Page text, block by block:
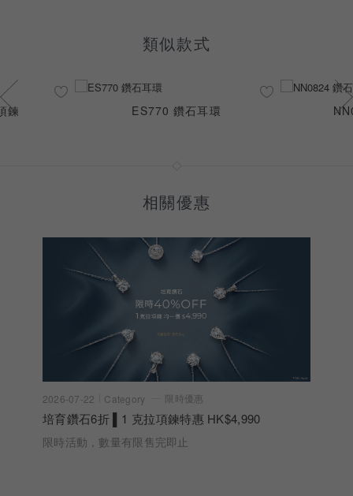
類似款式
鍊 ES770 鑽石耳環
相關優惠
2026-07-22 Category 限時優惠
培育鑽石6折 ▌1 克拉項鍊特惠 HK$4,990
限時活動，數量有限售完即止